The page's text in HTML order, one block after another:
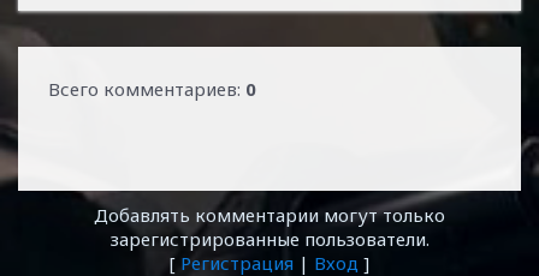
Всего комментариев: 0
Добавлять комментарии могут только
зарегистрированные пользователи.
[ Регистрация | Вход ]